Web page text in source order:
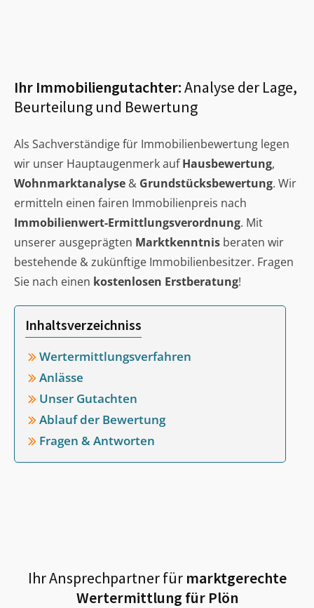
Ihr Immobiliengutachter:Analyse der Lage,
Beurteilung und Bewertung
Als Sachverständige für Immobilienbewertung legen
wir unser Hauptaugenmerk aufHausbewertung,
Wohnmarktanalyse & Grundstücksbewertung. Wir
ermitteln einen fairen Immobilienpreis nach
Immobilienwert-Ermittlungsverordnung. Mit
unserer ausgeprägten Marktkenntnis beraten wir
bestehende & zukünftige Immobilienbesitzer. Fragen
Sie nach einen kostenlosen Erstberatung!
Inhaltsverzeichniss
Wertermittlungsverfahren
Anlässe
Unser Gutachten
Ablauf der Bewertung
Fragen & Antworten
Ihr Ansprechpartner fürmarktgerechte
Wertermittlung für Plön